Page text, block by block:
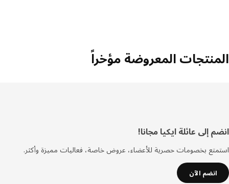
المنتجات المعروضة مؤخراً
أسفل
الصفحة
انضم إلى عائلة ايكيا مجانا!
استمتع بخصومات حصرية للأعضاء، عروض خاصة، فعاليات مميزة وأكثر.
انضم الآن